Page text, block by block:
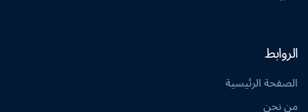
الروابط
الصفحة الرئيسية
من نحن